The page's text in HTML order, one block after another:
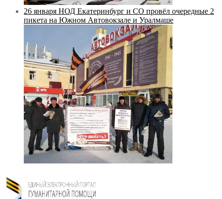
26 января НОД Екатеринбург и СО провёл очередные 2
пикета на Южном Автовокзале и Уралмаше